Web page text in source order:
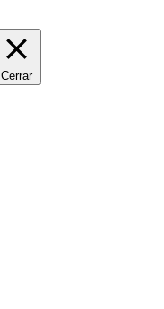
Cerrar